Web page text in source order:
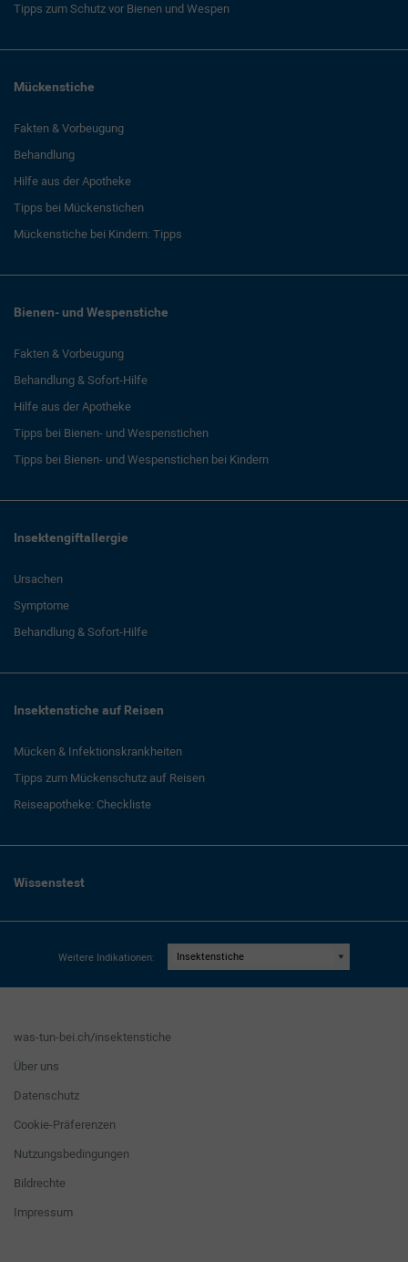
Tipps zum Schutz vor Bienen und Wespen
Mückenstiche
Fakten & Vorbeugung
Behandlung
Hilfe aus der Apotheke
Tipps bei Mückenstichen
Mückenstiche bei Kindern: Tipps
Bienen- und Wespenstiche
Fakten & Vorbeugung
Behandlung & Sofort-Hilfe
Hilfe aus der Apotheke
Tipps bei Bienen- und Wespenstichen
Tipps bei Bienen- und Wespenstichen bei Kindern
Insektengiftallergie
Ursachen
Symptome
Behandlung & Sofort-Hilfe
Insektenstiche auf Reisen
Mücken & Infektionskrankheiten
Tipps zum Mückenschutz auf Reisen
Reiseapotheke: Checkliste
Wissenstest
Weitere Indikationen:
was-tun-bei.ch/insektenstiche
Über uns
Datenschutz
Cookie-Präferenzen
Nutzungsbedingungen
Bildrechte
Impressum